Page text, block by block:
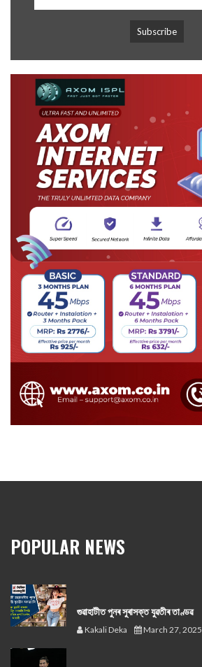
POPULAR NEWS
গুৱাহাটীত পুনৰ সুৰাসক্ত যুৱতীৰ তাণ্ডৱ
Kakali Deka March 27, 2025